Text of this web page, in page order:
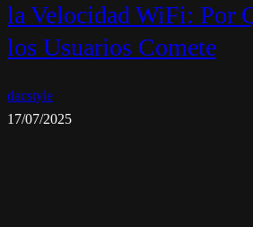
la Velocidad WiFi: Por
los Usuarios Comete
dacstyle
17/07/2025